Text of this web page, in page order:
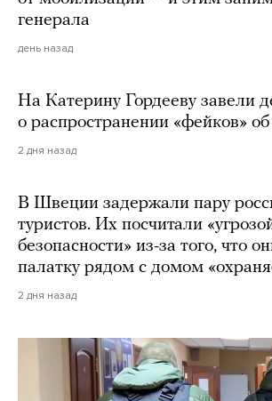
генерала
день назад
На Катерину Гордееву завели
о распространении «фейков»
2 дня назад
В Швеции задержали пару
туристов. Их посчитали
безопасности» из-за того, что
палатку рядом с домом
2 дня назад